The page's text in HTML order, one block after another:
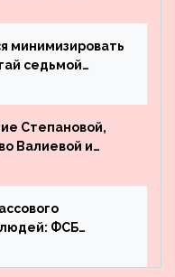
минимизировать
седьмой
Степановой,
Валиевой и
в мире
людей: ФСБ
планировавших